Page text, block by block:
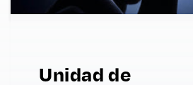
Unidad de